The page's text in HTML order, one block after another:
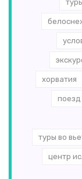
хорватия
поезд
туры во
центр